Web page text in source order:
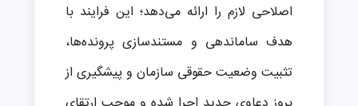
اصلاحی لازم را ارائه می‌دهد؛ این فرایند با
هدف ساماندهی و مستندسازی پرونده‌ها،
تثبیت وضعیت حقوقی سازمان و پیشگیری از